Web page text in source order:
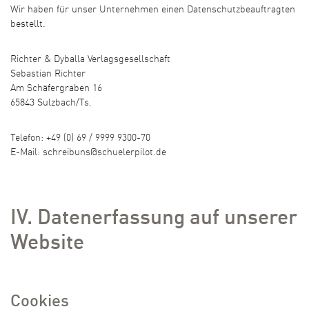
Wir haben für unser Unternehmen einen Datenschutzbeauftragten
bestellt.
Richter & Dyballa Verlagsgesellschaft
Sebastian Richter
Am Schäfergraben 16
65843 Sulzbach/Ts.
Telefon: +49 (0) 69 / 9999 9300-70
E-Mail: schreibuns@schuelerpilot.de
IV. Datenerfassung auf unserer
Website
Cookies